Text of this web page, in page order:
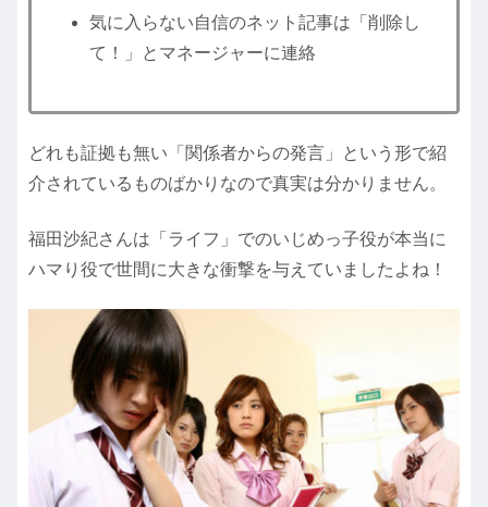
気に入らない自信のネット記事は「削除し
て！」とマネージャーに連絡
どれも証拠も無い「関係者からの発言」という形で紹
介されているものばかりなので真実は分かりません。
福田沙紀さんは「ライフ」でのいじめっ子役が本当に
ハマり役で世間に大きな衝撃を与えていましたよね！